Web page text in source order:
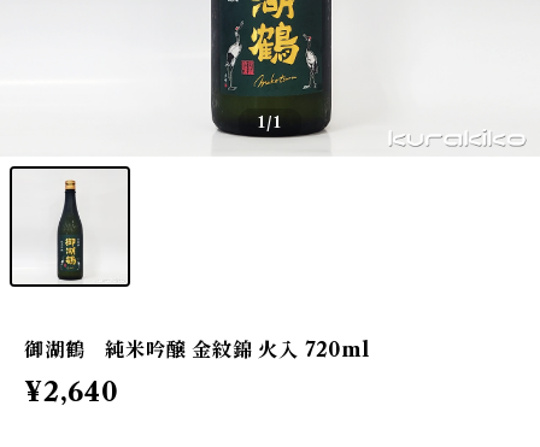
1/1
御湖鶴 純米吟醸 金紋錦 火入 720ml
¥2,640